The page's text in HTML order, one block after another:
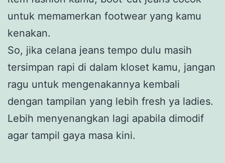
untuk memamerkan footwear yang kamu
kenakan.
So, jika celana jeans tempo dulu masih
tersimpan rapi di dalam kloset kamu, jangan
ragu untuk mengenakannya kembali
dengan tampilan yang lebih fresh ya ladies.
Lebih menyenangkan lagi apabila dimodif
agar tampil gaya masa kini.